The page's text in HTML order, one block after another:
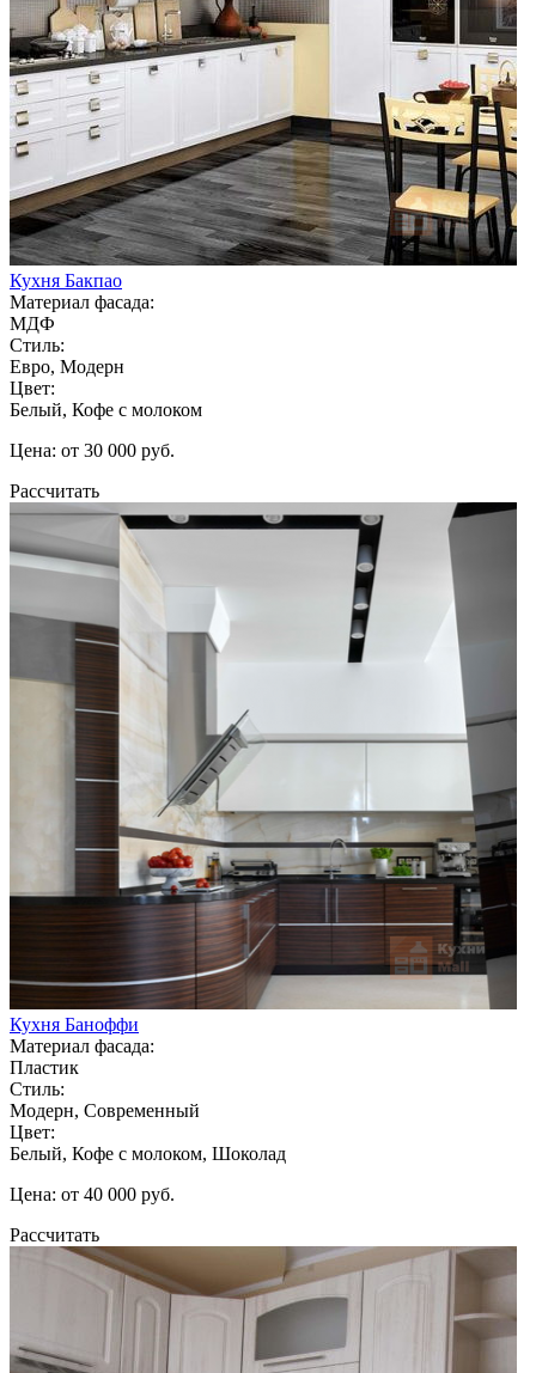
Кухня Бакпао
Материал фасада:
МДФ
Стиль:
Евро, Модерн
Цвет:
Белый, Кофе с молоком
Цена: от 30 000 руб.
Рассчитать
Кухня Баноффи
Материал фасада:
Пластик
Стиль:
Модерн, Современный
Цвет:
Белый, Кофе с молоком, Шоколад
Цена: от 40 000 руб.
Рассчитать